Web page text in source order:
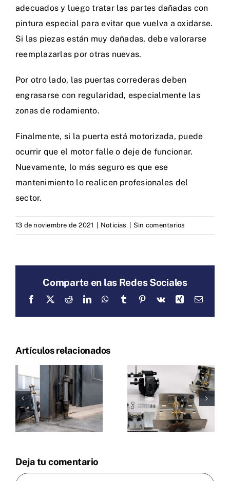
adecuados y luego tratar las partes dañadas con
pintura especial para evitar que vuelva a oxidarse.
Si las piezas están muy dañadas, debe valorarse
reemplazarlas por otras nuevas.
Por otro lado, las puertas correderas deben
engrasarse con regularidad, especialmente las
zonas de rodamiento.
Finalmente, si la puerta está motorizada, puede
ocurrir que el motor falle o deje de funcionar.
Nuevamente, lo más seguro es que ese
mantenimiento lo realicen profesionales del
sector.
13 de noviembre de 2021 Noticias Sin comentarios
Comparte en las Redes Sociales
Facebook
X RedditLinkedInWhatsApp
Tumblr Pinterest
Vk Xing Correo
Artículos relacionados
Deja tu comentario